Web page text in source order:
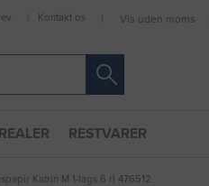
Kontakt os Vis uden moms
RESTVARER
Katrin M 1-lags 6 rl 476512